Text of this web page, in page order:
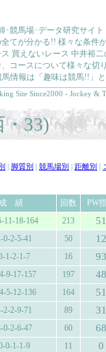
･競馬場･データ研究サイ
てが分かる!! 様々な条件
買えないレース 中井裕
コースについて様々な切
馬情報は「趣味は競馬!!」
Site Since2000 - Jockey &
33)
脚質別 競馬場別 距離別
成 績 回数
PW
11-18-164 213 51
0-2-5-41 50 12
1-2-1-7 16 93
9-17-157 197 48
5-12-136 164 51
2-2-9-71 89 31
0-2-6-47 60 68
0-1-1-9 11 0